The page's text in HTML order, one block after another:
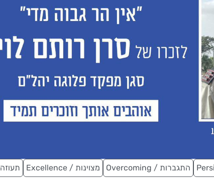
Daring / תעוזה Excellence / מצוינות Overcoming / התגברות